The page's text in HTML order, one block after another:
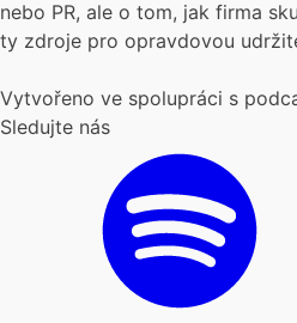
nebo PR, ale o tom, jak firma
ty zdroje pro opravdovou
Vytvořeno ve spolupráci s
Sledujte nás